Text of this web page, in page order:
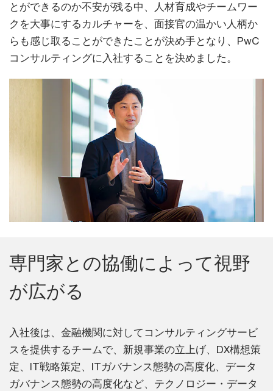
とができるのか不安が残る中、人材育成やチームワー
クを大事にするカルチャーを、面接官の温かい人柄か
らも感じ取ることができたことが決め手となり、PwC
コンサルティングに入社することを決めました。
専門家との協働によって視野
が広がる
入社後は、金融機関に対してコンサルティングサービ
スを提供するチームで、新規事業の立上げ、DX構想策
定、IT戦略策定、ITガバナンス態勢の高度化、データ
ガバナンス態勢の高度化など、テクノロジー・データ